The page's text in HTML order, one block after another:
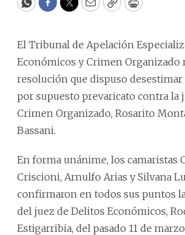
WhatsApp
Facebook
Twitter
EmailCopyPrint
El Tribunal de Apelación
Económicos y Crimen Organizado
resolución que dispuso
por supuesto prevaricato contra la
Crimen Organizado, Rosarito
Bassani.
En forma unánime, los camaristas
Criscioni, Arnulfo Arias y Silvana
confirmaron en todos sus puntos
del juez de Delitos Económicos,
Estigarribia, del pasado 11 de